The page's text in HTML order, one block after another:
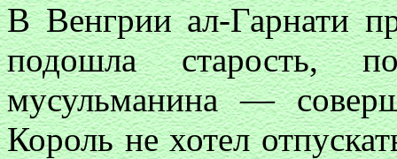
В Венгрии ал-Гарнати
подошла старость,
мусульманина —
Король не хотел